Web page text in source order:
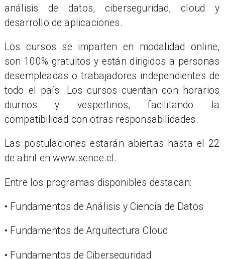
análisis de datos, ciberseguridad, cloud y
desarrollo de aplicaciones.
Los cursos se imparten en modalidad online,
son 100% gratuitos y están dirigidos a personas
desempleadas o trabajadores independientes de
todo el país. Los cursos cuentan con horarios
diurnos y vespertinos, facilitando la
compatibilidad con otras responsabilidades.
Las postulaciones estarán abiertas hasta el 22
de abril en www.sence.cl.
Entre los programas disponibles destacan:
• Fundamentos de Análisis y Ciencia de Datos
• Fundamentos de Arquitectura Cloud
• Fundamentos de Ciberseguridad